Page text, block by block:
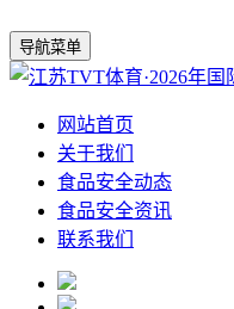
导航菜单
网站首页
关于我们
食品安全动态
食品安全资讯
联系我们